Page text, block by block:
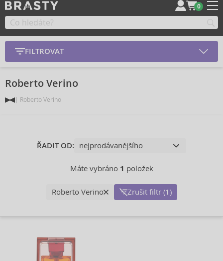
0
FILTROVAT
Roberto Verino
Roberto Verino
ŘADIT OD:
Máte vybráno 1 položek
Roberto Verino Zrušit filtr (1)